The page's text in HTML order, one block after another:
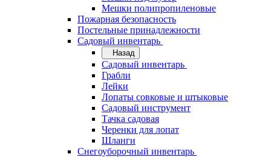
Мешки полипропиленовые
Пожарная безопасность
Постельные принадлежности
Садовый инвентарь
Назад
Садовый инвентарь
Грабли
Лейки
Лопаты совковые и штыковые
Садовый инструмент
Тачка садовая
Черенки для лопат
Шланги
Снегоуборочный инвентарь